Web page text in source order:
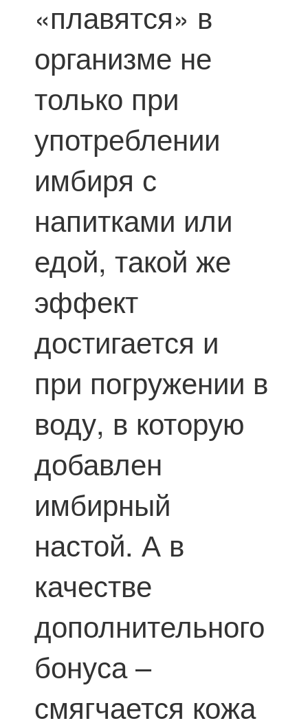
«плавятся» в
организме не
только при
употреблении
имбиря с
напитками или
едой, такой же
эффект
достигается и
при погружении в
воду, в которую
добавлен
имбирный
настой. А в
качестве
дополнительного
бонуса –
смягчается кожа